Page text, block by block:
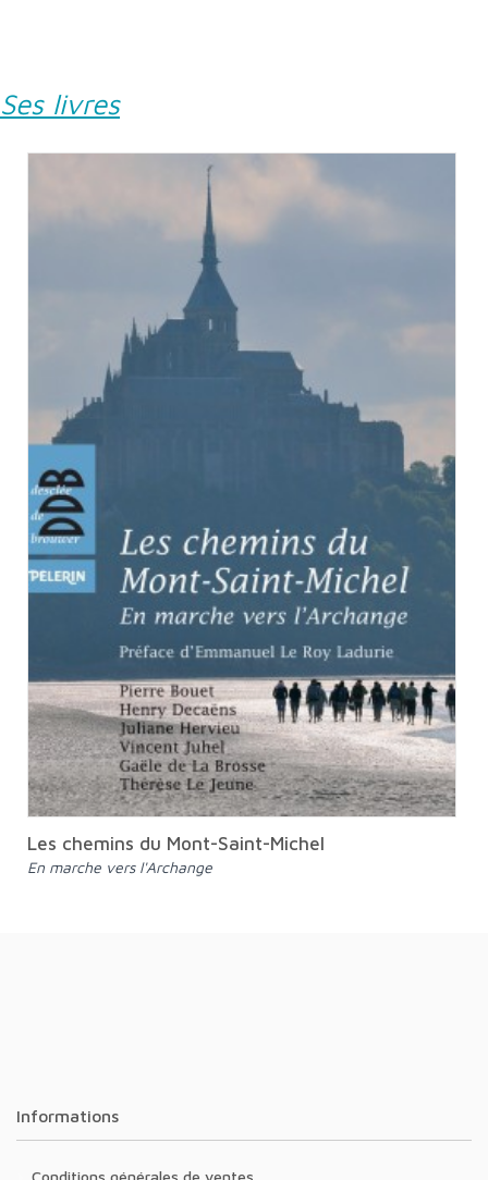
Ses livres
Les chemins du Mont-Saint-Michel
En marche vers l'Archange
Informations